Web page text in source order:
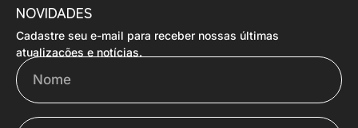
NOVIDADES
Cadastre seu e-mail para receber nossas últimas
atualizações e notícias.
Nome